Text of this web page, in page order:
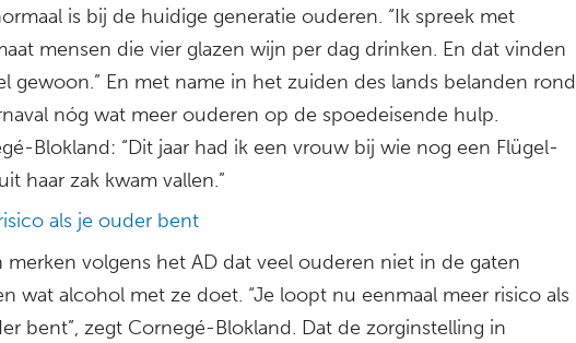
is bij de huidige generatie ouderen. “Ik spreek met
mensen die vier glazen wijn per dag drinken. En dat vinden
gewoon.” En met name in het zuiden des lands belanden rond
nóg wat meer ouderen op de spoedeisende hulp.
Blokland: “Dit jaar had ik een vrouw bij wie nog een Flügel-
haar zak kwam vallen.”
als je ouder bent
merken volgens het AD dat veel ouderen niet in de gaten
wat alcohol met ze doet. “Je loopt nu eenmaal meer risico als
bent”, zegt Cornegé-Blokland. Dat de zorginstelling in